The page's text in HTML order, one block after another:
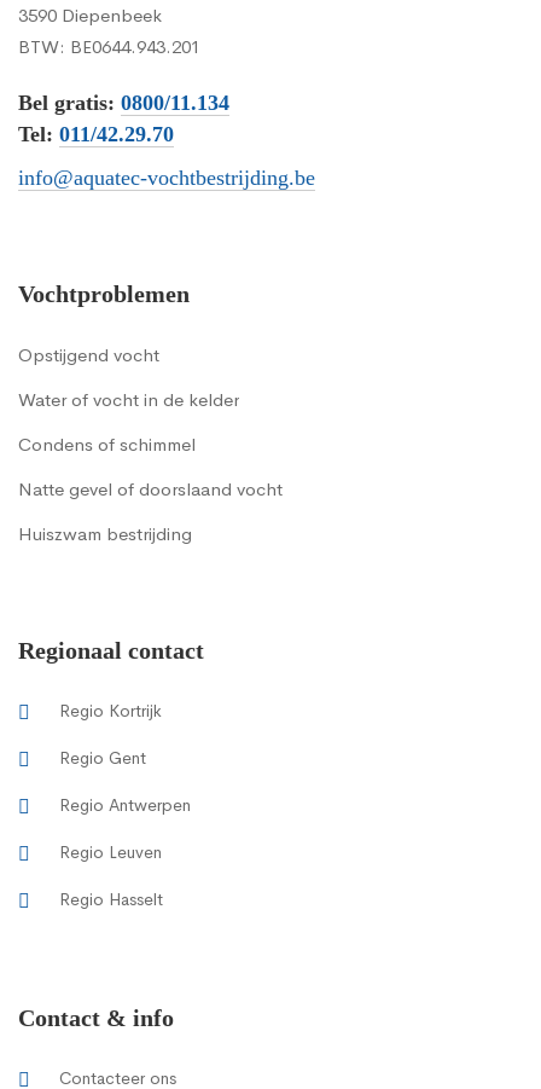
3590 Diepenbeek
BTW: BE0644.943.201
Bel gratis: 0800/11.134
Tel: 011/42.29.70
info@aquatec-vochtbestrijding.be
Vochtproblemen
Opstijgend vocht
Water of vocht in de kelder
Condens of schimmel
Natte gevel of doorslaand vocht
Huiszwam bestrijding
Regionaal contact
Regio Kortrijk
Regio Gent
Regio Antwerpen
Regio Leuven
Regio Hasselt
Contact & info
Contacteer ons